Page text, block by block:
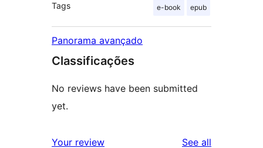
Tags e-book epub
Panorama avançado
Classificações
No reviews have been submitted
yet.
Your review See all